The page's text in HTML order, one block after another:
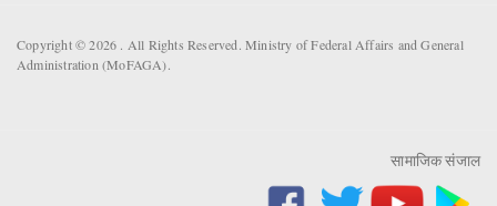
Copyright © 2026 . All Rights Reserved. Ministry of Federal Affairs and General
Administration (MoFAGA).
सामाजिक संजाल